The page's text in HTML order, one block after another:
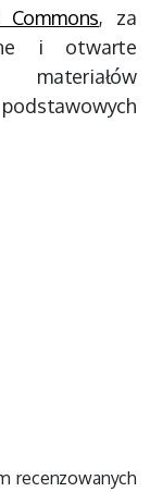
Commons, za
i otwarte
materiałów
recenzowanych